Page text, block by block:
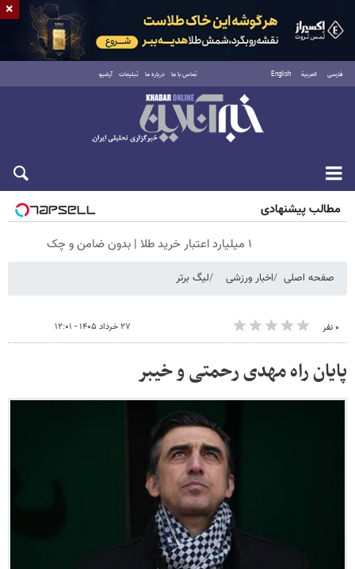
فارسی العربية English تماس با ما درباره ما تبلیغات آرشیو
شنبه ۱۷ مرداد ۱۴۰۵
مطالب پیشنهادی
۱ میلیارد اعتبار خرید طلا | بدون ضامن و چک
صفحه اصلی اخبار ورزشی لیگ برتر
۰ نفر ۲۷ خرداد ۱۴۰۵ - ۱۲:۰۱
پایان راه مهدی رحمتی و خیبر
×